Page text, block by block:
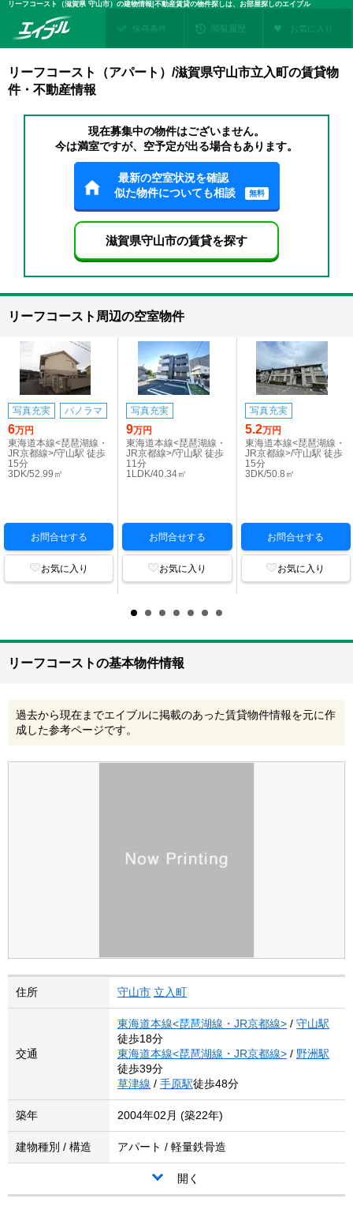
リーフコースト（滋賀県 守山市）の建物情報|不動産賃貸の物件探しは、お部屋探しのエイブル
保存条件 閲覧履歴 お気に入り
リーフコースト（アパート）/滋賀県守山市立入町の賃貸物
件・不動産情報
現在募集中の物件はございません。
今は満室ですが、空予定が出る場合もあります。
最新の空室状況を確認
似た物件についても相談
無料
滋賀県守山市の賃貸を探す
リーフコースト周辺の空室物件
写真充実 パノラマ
6万円
東海道本線<琵琶湖線・
JR京都線>/守山駅 徒歩
15分
3DK/52.99㎡
お問合せする
お気に入り
写真充実
9万円
東海道本線<琵琶湖線・
JR京都線>/守山駅 徒歩
11分
1LDK/40.34㎡
お問合せする
お気に入り
写真充実
5.2万円
東海道本線<琵琶湖線・
JR京都線>/守山駅 徒歩
15分
3DK/50.8㎡
お問合せする
お気に入り
リーフコーストの基本物件情報
過去から現在までエイブルに掲載のあった賃貸物件情報を元に作
成した参考ページです。
住所 守山市 立入町
交通
東海道本線<琵琶湖線・JR京都線> / 守山駅
徒歩18分
東海道本線<琵琶湖線・JR京都線> / 野洲駅
徒歩39分
草津線 / 手原駅徒歩48分
築年 2004年02月 (築22年)
建物種別 / 構造 アパート / 軽量鉄骨造
開く